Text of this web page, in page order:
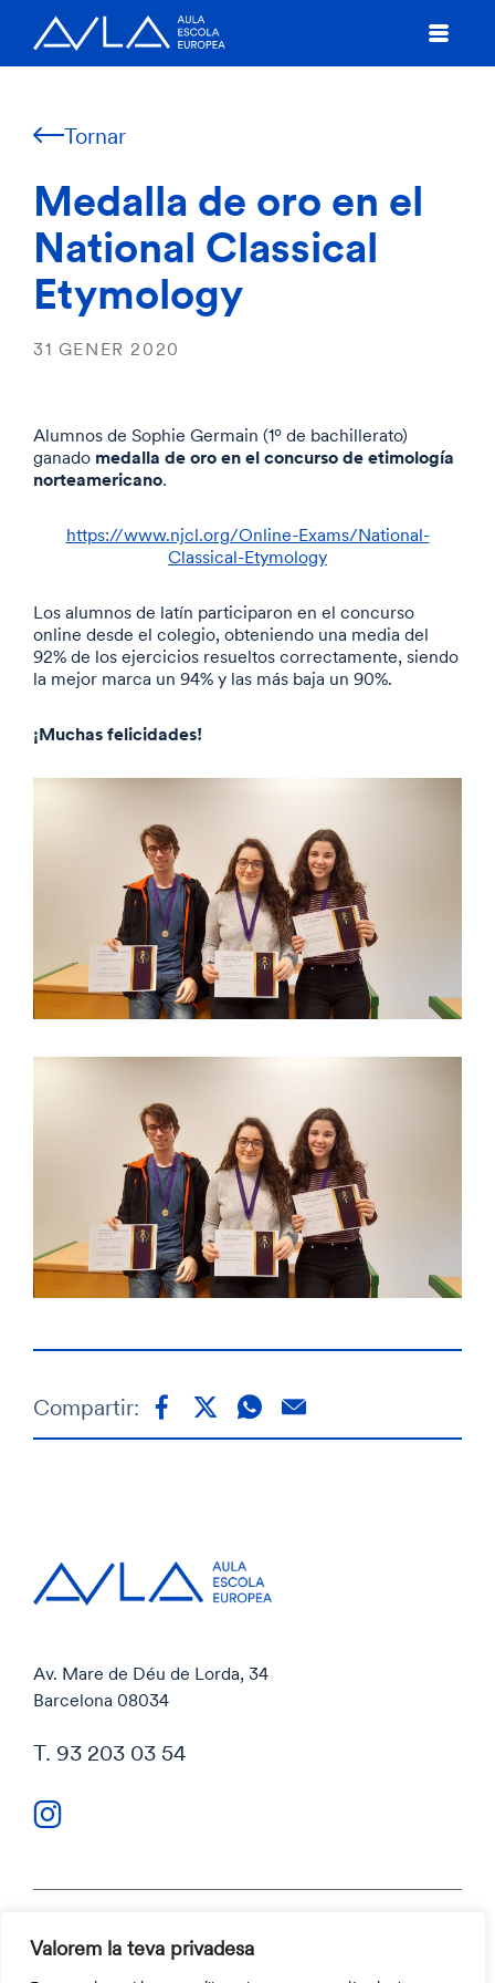
Valorem la teva privadesa
Tornar
Medalla de oro en el
National Classical
Etymology
31 GENER 2020
Alumnos de Sophie Germain (1º de bachillerato)
ganado medalla de oro en el concurso de etimología
norteamericano.
https://www.njcl.org/Online-Exams/National-
Classical-Etymology
Los alumnos de latín participaron en el concurso
online desde el colegio, obteniendo una media del
92% de los ejercicios resueltos correctamente, siendo
la mejor marca un 94% y las más baja un 90%.
¡Muchas felicidades!
Compartir:
Av. Mare de Déu de Lorda, 34
Barcelona 08034
T. 93 203 03 54
Política de privacitat
Política de cookies